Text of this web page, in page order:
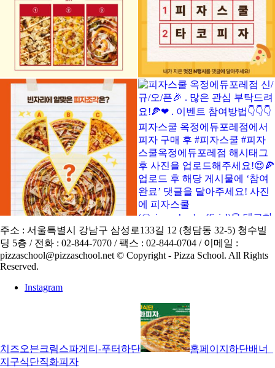
주소 : 서울특별시 강남구 삼성로133길 12 (청담동 32-5) 청수빌
딩 5층 / 전화 : 02-844-7070 / 팩스 : 02-844-0704 / 이메일 :
pizzaschool@pizzaschool.net © Copyright - Pizza School. All Rights
Reserved.
Instagram
치즈오븐크림스파게티-푸터하단
홈페이지하단배너_
지구식단직화피자